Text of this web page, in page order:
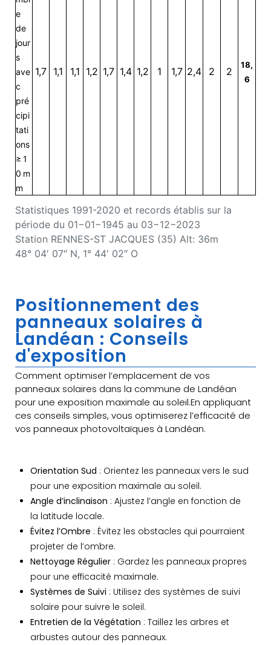
Statistiques 1991-2020 et records établis sur la
période du 01−01−1945 au 03−12−2023
Station RENNES-ST JACQUES (35) Alt: 36m
48° 04′ 07″ N, 1° 44′ 02″ O
e
de
jour
s
ave
c
pré
cipi
tati
ons
≥ 1
0 m
m
1,7 1,1 1,1 1,2 1,7 1,4 1,2 1 1,7 2,4 2 2
18,
6
Positionnement des
panneaux solaires à
Landéan : Conseils
d'exposition
Comment optimiser l’emplacement de vos
panneaux solaires dans la commune de Landéan
pour une exposition maximale au soleil.En appliquant
ces conseils simples, vous optimiserez l’efficacité de
vos panneaux photovoltaïques à Landéan.
Orientation Sud : Orientez les panneaux vers le sud
pour une exposition maximale au soleil.
Angle d’inclinaison : Ajustez l’angle en fonction de
la latitude locale.
Évitez l’Ombre : Évitez les obstacles qui pourraient
projeter de l’ombre.
Nettoyage Régulier : Gardez les panneaux propres
pour une efficacité maximale.
Systèmes de Suivi : Utilisez des systèmes de suivi
solaire pour suivre le soleil.
Entretien de la Végétation : Taillez les arbres et
arbustes autour des panneaux.